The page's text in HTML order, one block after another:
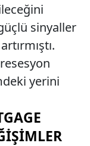
sinyaller
yerini